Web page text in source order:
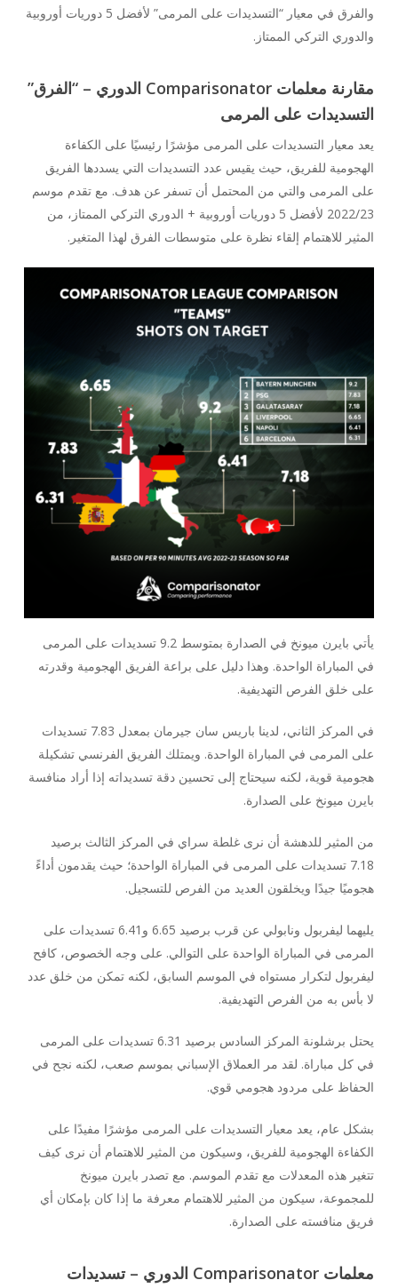
والفرق في معيار “التسديدات على المرمى” لأفضل 5 دوريات أوروبية
والدوري التركي الممتاز.
مقارنة معلمات Comparisonator الدوري – “الفرق”
التسديدات على المرمى
يعد معيار التسديدات على المرمى مؤشرًا رئيسيًا على الكفاءة
الهجومية للفريق، حيث يقيس عدد التسديدات التي يسددها الفريق
على المرمى والتي من المحتمل أن تسفر عن هدف. مع تقدم موسم
2022/23 لأفضل 5 دوريات أوروبية + الدوري التركي الممتاز، من
المثير للاهتمام إلقاء نظرة على متوسطات الفرق لهذا المتغير.
يأتي بايرن ميونخ في الصدارة بمتوسط 9.2 تسديدات على المرمى
في المباراة الواحدة. وهذا دليل على براعة الفريق الهجومية وقدرته
على خلق الفرص التهديفية.
في المركز الثاني، لدينا باريس سان جيرمان بمعدل 7.83 تسديدات
على المرمى في المباراة الواحدة. ويمتلك الفريق الفرنسي تشكيلة
هجومية قوية، لكنه سيحتاج إلى تحسين دقة تسديداته إذا أراد منافسة
بايرن ميونخ على الصدارة.
من المثير للدهشة أن نرى غلطة سراي في المركز الثالث برصيد
7.18 تسديدات على المرمى في المباراة الواحدة؛ حيث يقدمون أداءً
هجوميًا جيدًا ويخلقون العديد من الفرص للتسجيل.
يليهما ليفربول ونابولي عن قرب برصيد 6.65 و6.41 تسديدات على
المرمى في المباراة الواحدة على التوالي. على وجه الخصوص، كافح
ليفربول لتكرار مستواه في الموسم السابق، لكنه تمكن من خلق عدد
لا بأس به من الفرص التهديفية.
يحتل برشلونة المركز السادس برصيد 6.31 تسديدات على المرمى
في كل مباراة. لقد مر العملاق الإسباني بموسم صعب، لكنه نجح في
الحفاظ على مردود هجومي قوي.
بشكل عام، يعد معيار التسديدات على المرمى مؤشرًا مفيدًا على
الكفاءة الهجومية للفريق، وسيكون من المثير للاهتمام أن نرى كيف
تتغير هذه المعدلات مع تقدم الموسم. مع تصدر بايرن ميونخ
للمجموعة، سيكون من المثير للاهتمام معرفة ما إذا كان بإمكان أي
فريق منافسته على الصدارة.
معلمات Comparisonator الدوري – تسديدات